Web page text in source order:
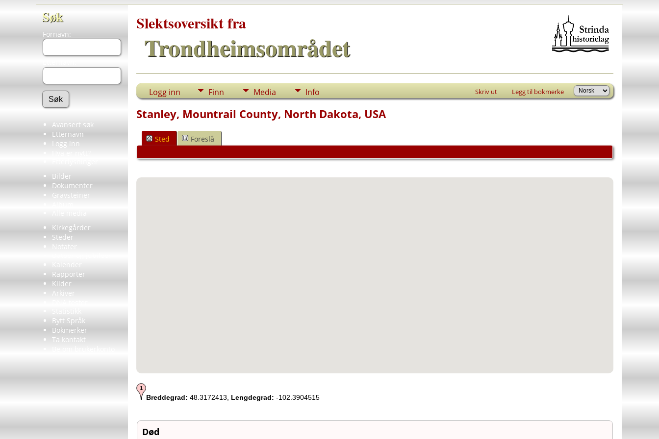
Søk
Fornavn:
Etternavn:
Avansert søk
Etternavn
Logg inn
Hva er nytt?
Etterlysninger
Bilder
Dokumenter
Gravsteiner
Album
Alle media
Kirkegårder
Steder
Notater
Datoer og jubileer
Kalender
Rapporter
Kilder
Arkiver
DNA tester
Statistikk
Bytt Språk
Bokmerker
Ta kontakt
Be om brukerkonto
Slektsoversikt fra
Trondheimsområdet
Logg inn Finn Media Info Skriv ut Legg til bokmerke
Stanley, Mountrail County, North Dakota, USA
Sted Foreslå
Breddegrad: 48.3172413, Lengdegrad: -102.3904515
Død